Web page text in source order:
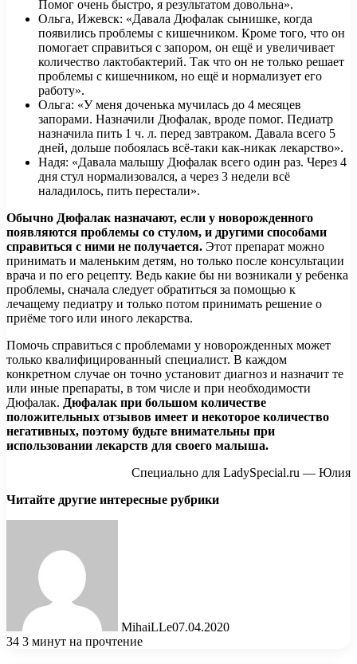
Помог очень быстро, я результатом довольна».
Ольга, Ижевск: «Давала Дюфалак сынишке, когда
появились проблемы с кишечником. Кроме того, что он
помогает справиться с запором, он ещё и увеличивает
количество лактобактерий. Так что он не только решает
проблемы с кишечником, но ещё и нормализует его
работу».
Ольга: «У меня доченька мучилась до 4 месяцев
запорами. Назначили Дюфалак, вроде помог. Педиатр
назначила пить 1 ч. л. перед завтраком. Давала всего 5
дней, дольше побоялась всё-таки как-никак лекарство».
Надя: «Давала малышу Дюфалак всего один раз. Через 4
дня стул нормализовался, а через 3 недели всё
наладилось, пить перестали».
Обычно Дюфалак назначают, если у новорожденного
появляются проблемы со стулом, и другими способами
справиться с ними не получается. Этот препарат можно
принимать и маленьким детям, но только после консультации
врача и по его рецепту. Ведь какие бы ни возникали у ребенка
проблемы, сначала следует обратиться за помощью к
лечащему педиатру и только потом принимать решение о
приёме того или иного лекарства.
Помочь справиться с проблемами у новорожденных может
только квалифицированный специалист. В каждом
конкретном случае он точно установит диагноз и назначит те
или иные препараты, в том числе и при необходимости
Дюфалак. Дюфалак при большом количестве
положительных отзывов имеет и некоторое количество
негативных, поэтому будьте внимательны при
использовании лекарств для своего малыша.
Специально для LadySpecial.ru — Юлия
Читайте другие интересные рубрики
MihaiLLe07.04.2020
34 3 минут на прочтение